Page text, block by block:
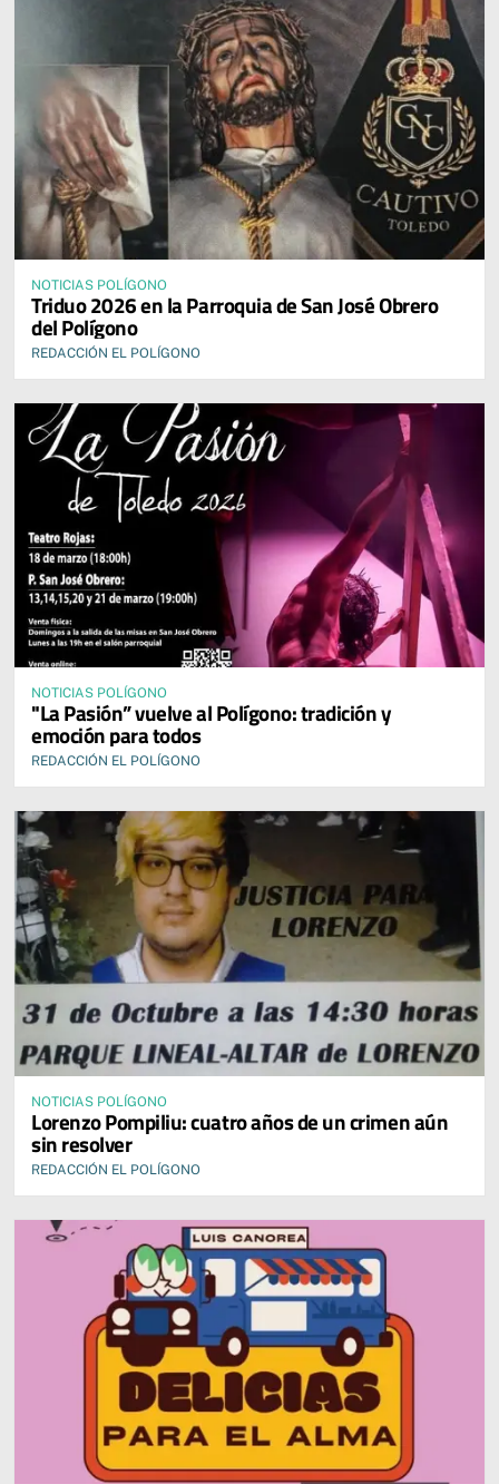
NOTICIAS POLÍGONO
Triduo 2026 en la Parroquia de San José Obrero
del Polígono
REDACCIÓN EL POLÍGONO
NOTICIAS POLÍGONO
"La Pasión” vuelve al Polígono: tradición y
emoción para todos
REDACCIÓN EL POLÍGONO
NOTICIAS POLÍGONO
Lorenzo Pompiliu: cuatro años de un crimen aún
sin resolver
REDACCIÓN EL POLÍGONO